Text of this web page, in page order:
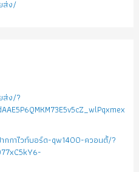
ส่ง/
ส่ง/?
กาไวท์บอร์ด-qw1400-ควอนตั้/?